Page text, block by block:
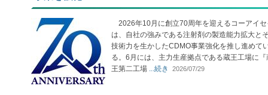
2026年10月に創立70周年を迎えるコーアイセ
は、自社の強みである注射剤の製造能力拡大と
技術力を生かしたCDMO事業強化を推し進めて
る。6月には、主力生産拠点である蔵王工場に『
王第二工場 ...続き 2026/07/29